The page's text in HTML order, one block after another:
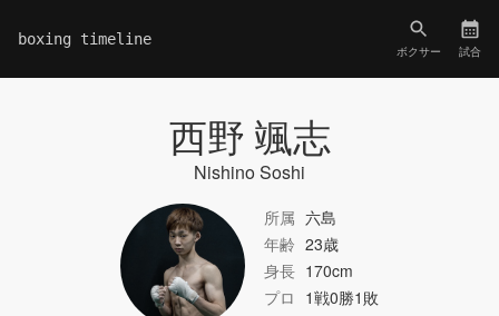
boxing timeline
ボクサー 試合
西野 颯志
Nishino Soshi
所属 六島
年齢 23歳
身長 170cm
プロ 1戦0勝1敗